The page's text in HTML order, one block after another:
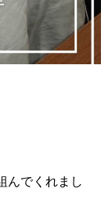
んでくれまし